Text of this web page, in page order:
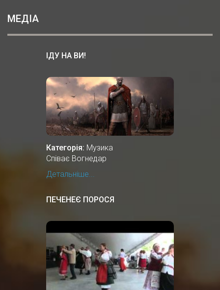
МЕДІА
ІДУ НА ВИ!
Категорія: Музика
Співає Вогнедар
Детальніше...
ПЕЧЕНЕЄ ПОРОСЯ